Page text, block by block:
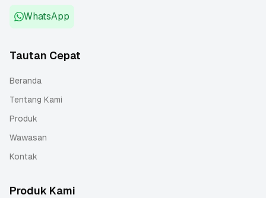
WhatsApp
Tautan Cepat
Beranda
Tentang Kami
Produk
Wawasan
Kontak
Produk Kami